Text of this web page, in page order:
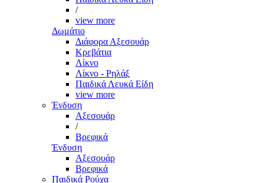
/
view more
Δωμάτιο
Διάφορα Αξεσουάρ
Κρεβάτια
Λίκνο
Λίκνο - Ρηλάξ
Παιδικά Λευκά Είδη
view more
Ένδυση
Αξεσουάρ
/
Βρεφικά
Ένδυση
Αξεσουάρ
Βρεφικά
Παιδικά Ρούχα